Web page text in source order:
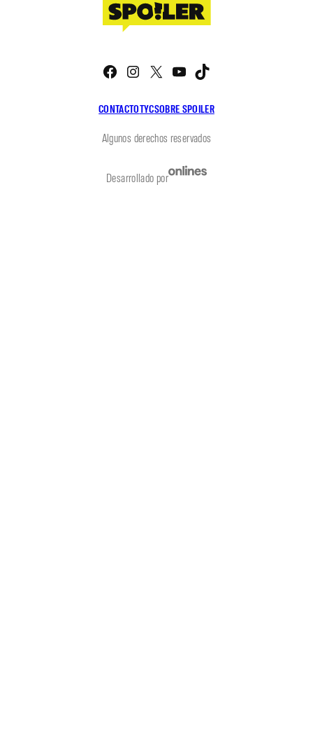
CONTACTOTYCSOBRE SPOILER
Facebook
Instagram
X YouTube
Algunos derechos reservados
Desarrollado por